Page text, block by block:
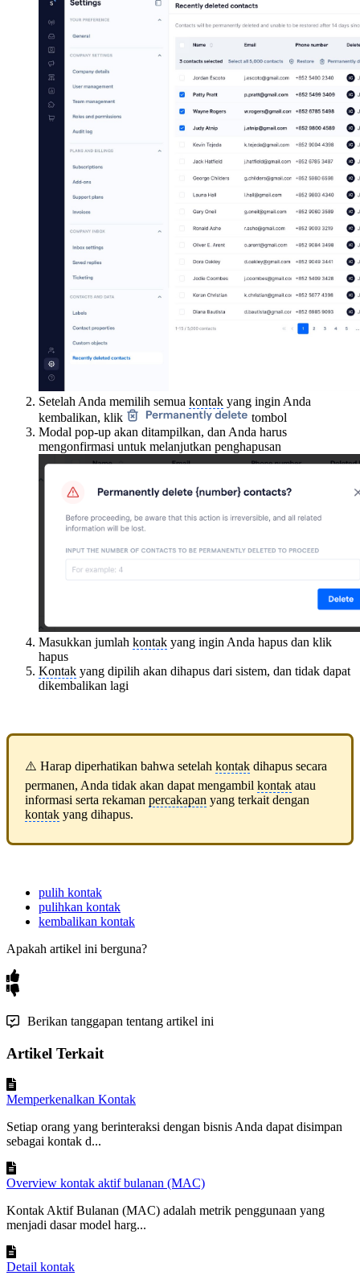
Setelah Anda memilih semua kontak yang ingin Anda
kembalikan, klik
tombol
Modal pop-up akan ditampilkan, dan Anda harus
mengonfirmasi untuk melanjutkan penghapusan
Masukkan jumlah kontak yang ingin Anda hapus dan klik
hapus
Kontak yang dipilih akan dihapus dari sistem, dan tidak dapat
dikembalikan lagi
⚠️ Harap diperhatikan bahwa setelah kontak dihapus secara
permanen, Anda tidak akan dapat mengambil kontak atau
informasi serta rekaman percakapan yang terkait dengan
kontak yang dihapus.
pulih kontak
pulihkan kontak
kembalikan kontak
Apakah artikel ini berguna?
Berikan tanggapan tentang artikel ini
Artikel Terkait
Memperkenalkan Kontak
Setiap orang yang berinteraksi dengan bisnis Anda dapat disimpan
sebagai kontak d...
Overview kontak aktif bulanan (MAC)
Kontak Aktif Bulanan (MAC) adalah metrik penggunaan yang
menjadi dasar model harg...
Detail kontak